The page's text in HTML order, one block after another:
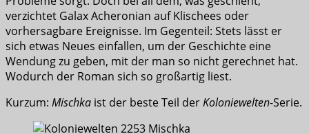
verzichtet Galax Acheronian auf Klischees oder
vorhersagbare Ereignisse. Im Gegenteil: Stets lässt er
sich etwas Neues einfallen, um der Geschichte eine
Wendung zu geben, mit der man so nicht gerechnet hat.
Wodurch der Roman sich so großartig liest.
Kurzum: Mischka ist der beste Teil derKoloniewelten-Serie.